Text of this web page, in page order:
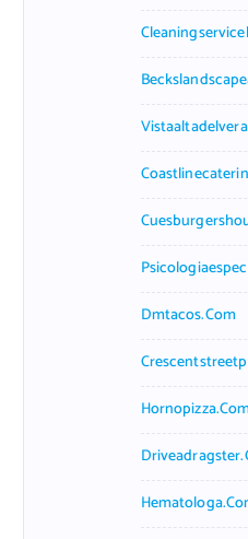
Dmtacos.com
Hornopizza.com